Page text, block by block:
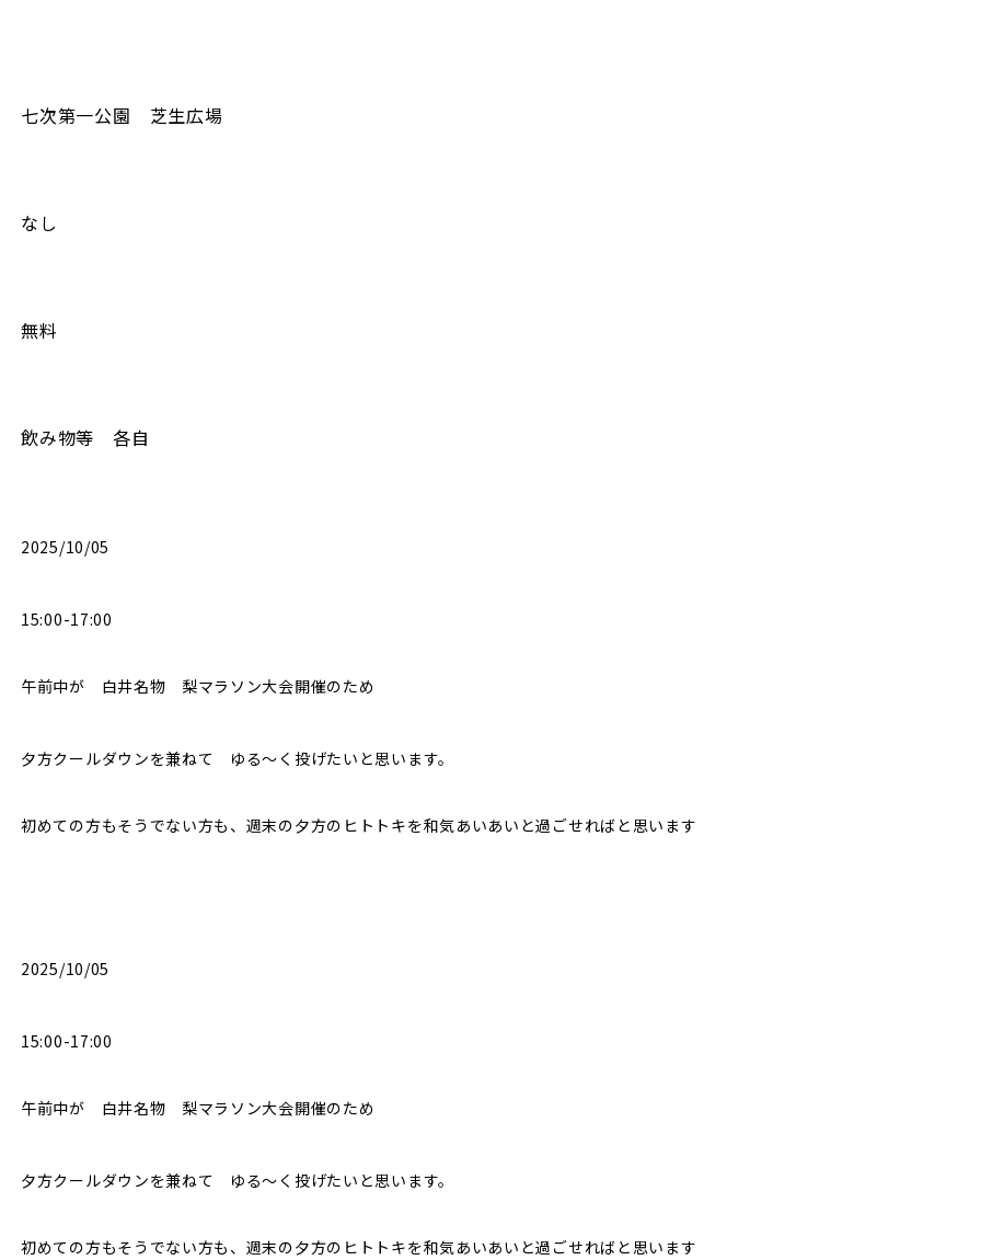
七次第一公園 芝生広場
なし
無料
飲み物等 各自
2025/10/05
15:00-17:00
午前中が 白井名物 梨マラソン大会開催のため
夕方クールダウンを兼ねて ゆる～く投げたいと思います。
初めての方もそうでない方も、週末の夕方のヒトトキを和気あいあいと過ごせればと思います
2025/10/05
15:00-17:00
午前中が 白井名物 梨マラソン大会開催のため
夕方クールダウンを兼ねて ゆる～く投げたいと思います。
初めての方もそうでない方も、週末の夕方のヒトトキを和気あいあいと過ごせればと思います